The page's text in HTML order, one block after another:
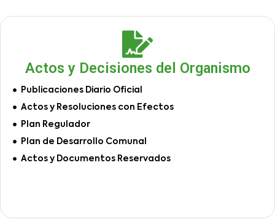
Actos y Decisiones del Organismo
Publicaciones Diario Oficial
Actos y Resoluciones con Efectos
Plan Regulador
Plan de Desarrollo Comunal
Actos y Documentos Reservados